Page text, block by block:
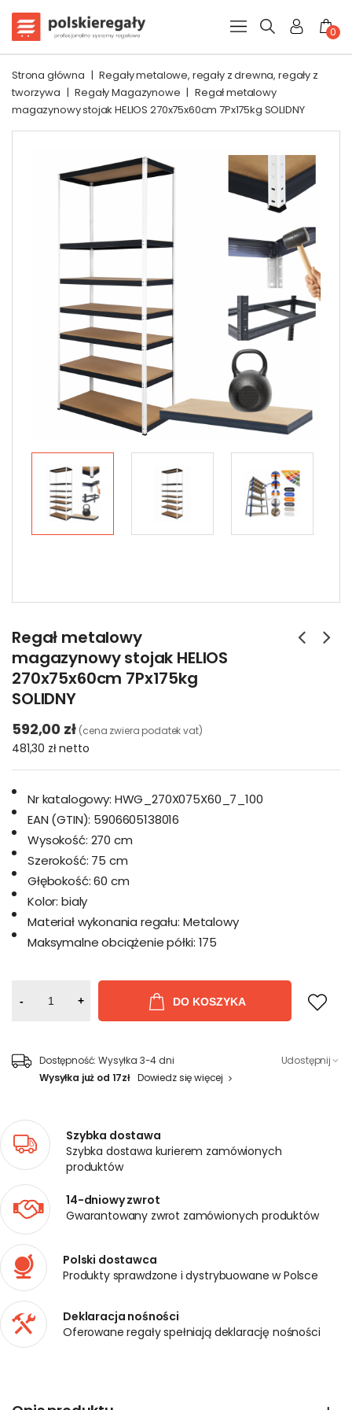
0
Strona główna | Regały metalowe, regały z drewna, regały z
tworzywa | Regały Magazynowe | Regał metalowy
magazynowy stojak HELIOS 270x75x60cm 7Px175kg SOLIDNY
Regał metalowy
magazynowy stojak HELIOS
270x75x60cm 7Px175kg
SOLIDNY
592,00 zł (cena zwiera podatek vat)
481,30 złnetto
Nr katalogowy: HWG_270X075X60_7_100
EAN (GTIN): 5906605138016
Wysokość: 270 cm
Szerokość: 75 cm
Głębokość: 60 cm
Kolor: bialy
Materiał wykonania regału: Metalowy
Maksymalne obciążenie półki: 175
- + DO KOSZYKA
Dostępność: Wysyłka 3-4 dni
Wysyłka już od 17zł Dowiedz się więcej
Udostępnij
Szybka dostawa
Szybka dostawa kurierem zamówionych
produktów
14-dniowy zwrot
Gwarantowany zwrot zamówionych produktów
Polski dostawca
Produkty sprawdzone i dystrybuowane w Polsce
Deklaracja nośności
Oferowane regały spełniają deklarację nośności